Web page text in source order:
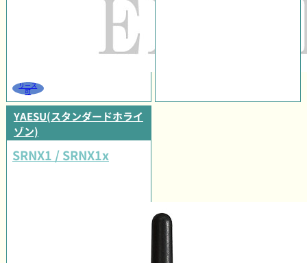
リース
可
YAESU(スタンダードホライ
ゾン)
SRNX1 / SRNX1x